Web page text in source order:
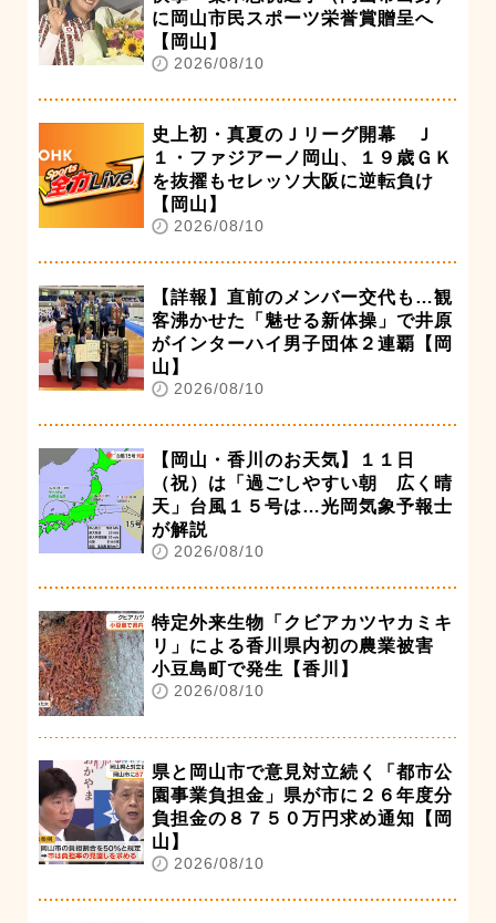
に岡山市民スポーツ栄誉賞贈呈へ
【岡山】
2026/08/10
史上初・真夏のＪリーグ開幕 Ｊ
１・ファジアーノ岡山、１９歳ＧＫ
を抜擢もセレッソ大阪に逆転負け
【岡山】
2026/08/10
【詳報】直前のメンバー交代も…観
客沸かせた「魅せる新体操」で井原
がインターハイ男子団体２連覇【岡
山】
2026/08/10
【岡山・香川のお天気】１１日
（祝）は「過ごしやすい朝 広く晴
天」台風１５号は…光岡気象予報士
が解説
2026/08/10
特定外来生物「クビアカツヤカミキ
リ」による香川県内初の農業被害
小豆島町で発生【香川】
2026/08/10
県と岡山市で意見対立続く「都市公
園事業負担金」県が市に２６年度分
負担金の８７５０万円求め通知【岡
山】
2026/08/10